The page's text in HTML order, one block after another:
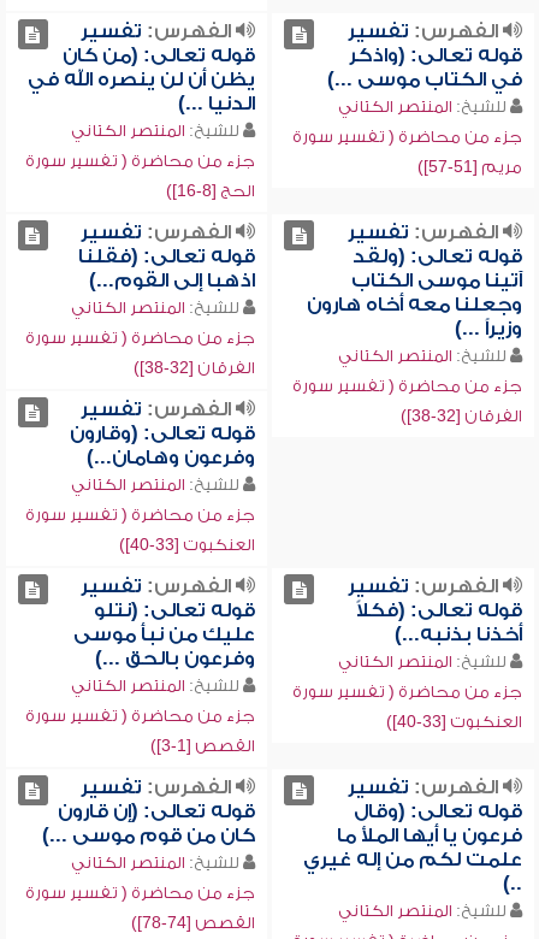
الفهرس: تفسير
قوله تعالى: (واذكر
في الكتاب موسى ...)
للشيخ: المنتصر الكتاني
جزء من محاضرة ( تفسير سورة
مريم [51-57])
الفهرس: تفسير
قوله تعالى: (من كان
يظن أن لن ينصره الله في
الدنيا ...)
للشيخ: المنتصر الكتاني
جزء من محاضرة ( تفسير سورة
الحج [8-16])
الفهرس: تفسير
قوله تعالى: (ولقد
آتينا موسى الكتاب
وجعلنا معه أخاه هارون
وزيراً ...)
للشيخ: المنتصر الكتاني
جزء من محاضرة ( تفسير سورة
الفرقان [32-38])
الفهرس: تفسير
قوله تعالى: (فقلنا
اذهبا إلى القوم...)
للشيخ: المنتصر الكتاني
جزء من محاضرة ( تفسير سورة
الفرقان [32-38])
الفهرس: تفسير
قوله تعالى: (وقارون
وفرعون وهامان...)
للشيخ: المنتصر الكتاني
جزء من محاضرة ( تفسير سورة
العنكبوت [33-40])
الفهرس: تفسير
قوله تعالى: (فكلاً
أخذنا بذنبه...)
للشيخ: المنتصر الكتاني
جزء من محاضرة ( تفسير سورة
العنكبوت [33-40])
الفهرس: تفسير
قوله تعالى: (نتلو
عليك من نبأ موسى
وفرعون بالحق ...)
للشيخ: المنتصر الكتاني
جزء من محاضرة ( تفسير سورة
القصص [1-3])
الفهرس: تفسير
قوله تعالى: (وقال
فرعون يا أيها الملأ ما
علمت لكم من إله غيري
..)
للشيخ: المنتصر الكتاني
الفهرس: تفسير
قوله تعالى: (إن قارون
كان من قوم موسى ...)
للشيخ: المنتصر الكتاني
جزء من محاضرة ( تفسير سورة
القصص [74-78])